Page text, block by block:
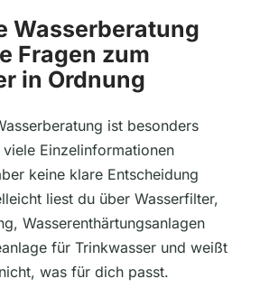
Wasserberatung
Fragen zum
in Ordnung
ist besonders
Einzelinformationen
keine klare Entscheidung
liest du über Wasserfilter,
Wasserenthärtungsanlagen
für Trinkwasser und weißt
was für dich passt.